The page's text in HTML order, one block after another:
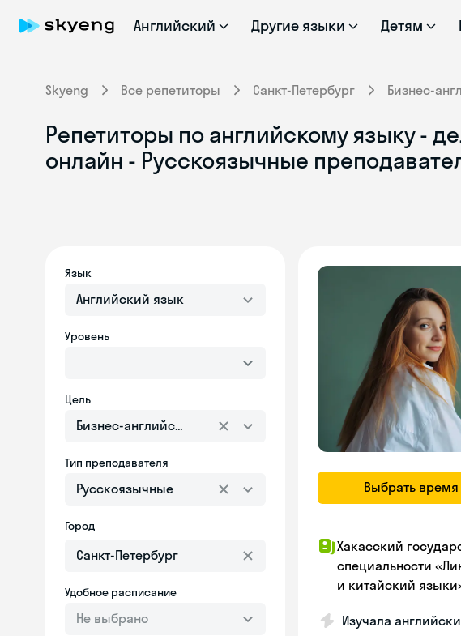
Английский Другие языки Детям
Skyeng Все репетиторы Санкт-Петербург Бизнес-
Репетиторы по английскому языку -
онлайн - Русскоязычные
Язык
Английский язык
Уровень
Цель
Бизнес-английский
Тип преподавателя
Русскоязычные
Город
Удобное расписание
Не выбрано
Выбрать время
Хакасский
специальности
и китайский
Изучала